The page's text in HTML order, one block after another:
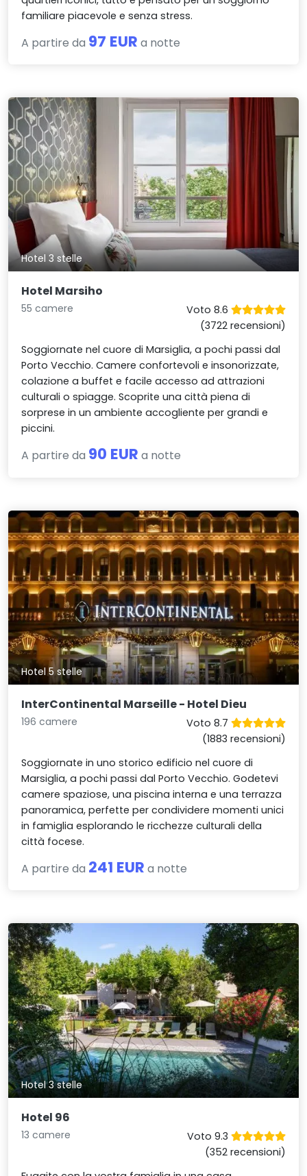
familiare piacevole e senza stress.
A partire da 97 EUR a notte
Hotel 3 stelle
Hotel Marsiho
55 camere
Voto 8.6
(3722 recensioni)
Soggiornate nel cuore di Marsiglia, a pochi passi dal
Porto Vecchio. Camere confortevoli e insonorizzate,
colazione a buffet e facile accesso ad attrazioni
culturali o spiagge. Scoprite una città piena di
sorprese in un ambiente accogliente per grandi e
piccini.
A partire da 90 EUR a notte
Hotel 5 stelle
InterContinental Marseille - Hotel Dieu
196 camere
Voto 8.7
(1883 recensioni)
Soggiornate in uno storico edificio nel cuore di
Marsiglia, a pochi passi dal Porto Vecchio. Godetevi
camere spaziose, una piscina interna e una terrazza
panoramica, perfette per condividere momenti unici
in famiglia esplorando le ricchezze culturali della
città focese.
A partire da 241 EUR a notte
Hotel 3 stelle
Hotel 96
13 camere
Voto 9.3
(352 recensioni)